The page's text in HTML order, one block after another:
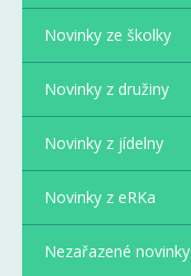
Novinky ze školky
Novinky z družiny
Novinky z jídelny
Novinky z eRKa
Nezařazené novinky